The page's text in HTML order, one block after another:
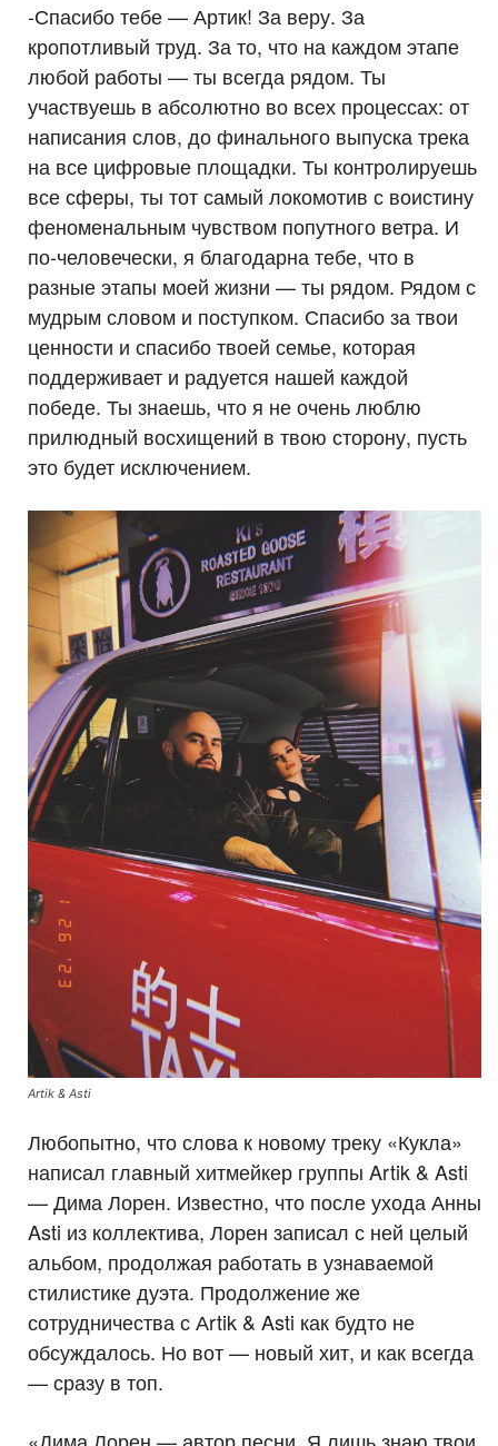
-Спасибо тебе — Артик! За веру. За
кропотливый труд. За то, что на каждом этапе
любой работы — ты всегда рядом. Ты
участвуешь в абсолютно во всех процессах: от
написания слов, до финального выпуска трека
на все цифровые площадки. Ты контролируешь
все сферы, ты тот самый локомотив с воистину
феноменальным чувством попутного ветра. И
по-человечески, я благодарна тебе, что в
разные этапы моей жизни — ты рядом. Рядом с
мудрым словом и поступком. Спасибо за твои
ценности и спасибо твоей семье, которая
поддерживает и радуется нашей каждой
победе. Ты знаешь, что я не очень люблю
прилюдный восхищений в твою сторону, пусть
это будет исключением.
Artik & Asti
Любопытно, что слова к новому треку «Кукла»
написал главный хитмейкер группы Artik & Asti
— Дима Лорен. Известно, что после ухода Анны
Asti из коллектива, Лорен записал с ней целый
альбом, продолжая работать в узнаваемой
стилистике дуэта. Продолжение же
сотрудничества с Аrtik & Asti как будто не
обсуждалось. Но вот — новый хит, и как всегда
— сразу в топ.